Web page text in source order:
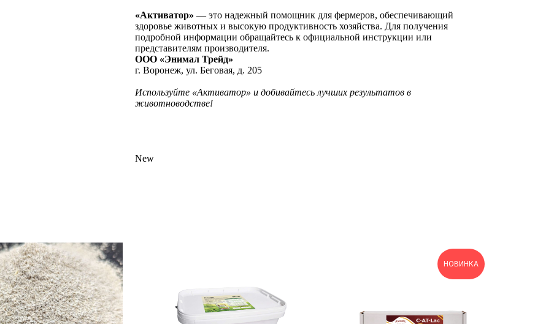
«Активатор» — это надежный помощник для фермеров, обеспечивающий
здоровье животных и высокую продуктивность хозяйства. Для получения
подробной информации обращайтесь к официальной инструкции или
представителям производителя.
ООО «Энимал Трейд»
г. Воронеж, ул. Беговая, д. 205
Используйте «Активатор» и добивайтесь лучших результатов в
животноводстве!
New
НОВИНКА